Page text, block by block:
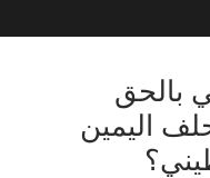
بالحق
اليمين